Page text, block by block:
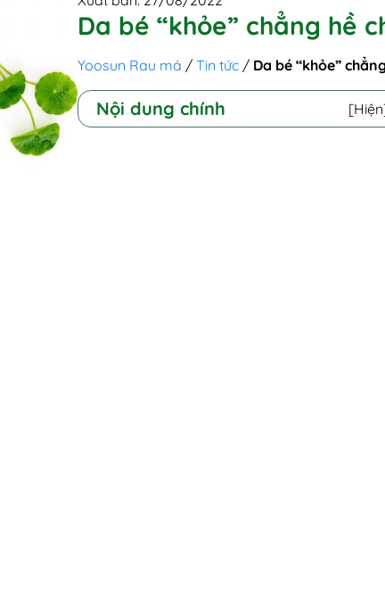
Da bé “khỏe” chẳng hề
Yoosun Rau má / Tin tức / Da bé “khỏe”
Nội dung chính